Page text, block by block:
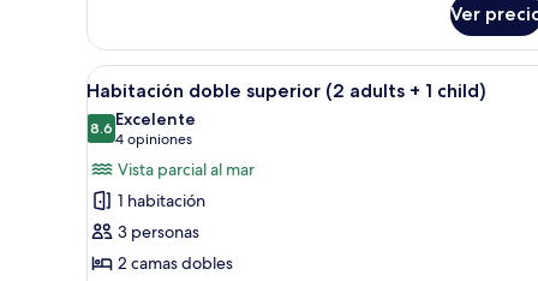
alberca
(2
adults
+
1
child)
superior,
vista
a
alberca
adults
+
child)
Ver
Abrir
todas
las
fotos
de
Habitación
doble
superior
Habitación de hotel con dos
6
Habitación doble superior (2 adults + 1 child)
8.68.6 de 10
Excelente
4 opiniones
(4
opiniones)
Vista parcial al mar
1 habitación
3 personas
2 camas dobles